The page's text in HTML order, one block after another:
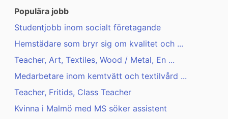
Populära jobb
Studentjobb inom socialt företagande
Hemstädare som bryr sig om kvalitet och ...
Teacher, Art, Textiles, Wood / Metal, En ...
Medarbetare inom kemtvätt och textilvård ...
Teacher, Fritids, Class Teacher
Kvinna i Malmö med MS söker assistent